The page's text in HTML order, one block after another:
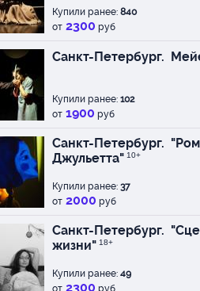
Купили ранее: 840
от 2300 руб
Санкт-Петербург.
Купили ранее: 102
от 1900 руб
Санкт-Петербург.
Джульетта" 10+
Купили ранее: 37
от 2000 руб
Санкт-Петербург.
жизни" 18+
Купили ранее: 49
от 2300 руб